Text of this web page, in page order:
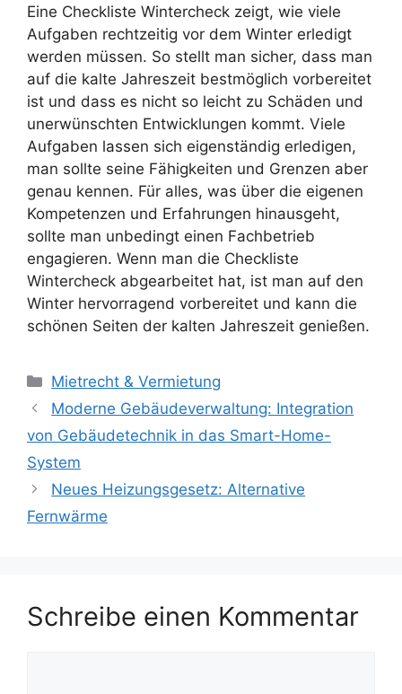
Eine Checkliste Wintercheck zeigt, wie viele
Aufgaben rechtzeitig vor dem Winter erledigt
werden müssen. So stellt man sicher, dass man
auf die kalte Jahreszeit bestmöglich vorbereitet
ist und dass es nicht so leicht zu Schäden und
unerwünschten Entwicklungen kommt. Viele
Aufgaben lassen sich eigenständig erledigen,
man sollte seine Fähigkeiten und Grenzen aber
genau kennen. Für alles, was über die eigenen
Kompetenzen und Erfahrungen hinausgeht,
sollte man unbedingt einen Fachbetrieb
engagieren. Wenn man die Checkliste
Wintercheck abgearbeitet hat, ist man auf den
Winter hervorragend vorbereitet und kann die
schönen Seiten der kalten Jahreszeit genießen.
Kategorien
Mietrecht & Vermietung
Moderne Gebäudeverwaltung: Integration
von Gebäudetechnik in das Smart-Home-
System
Neues Heizungsgesetz: Alternative
Fernwärme
Schreibe einen Kommentar